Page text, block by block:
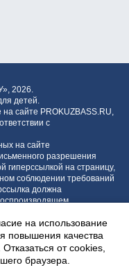
2026.
детей.
сайте PROKUZBASS.RU,
с
на сайте
разрешения
гиперссылкой на страницу,
соблюдении требований
должна
на использование
повышения качества
. Отказаться от cookies,
браузера.